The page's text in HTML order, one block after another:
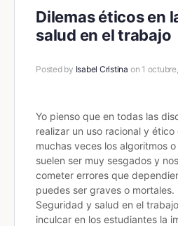
Dilemas éticos en
salud en el trabajo
Posted by Isabel Cristina on 1
Yo pienso que en todas las
realizar un uso racional y
muchas veces los algoritmos
suelen ser muy sesgados y
cometer errores que
puedes ser graves o mortales.
Seguridad y salud en el
inculcar en los estudiantes la